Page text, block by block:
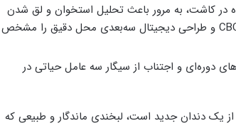
در کاشت، به مرور باعث تحلیل استخوان و لق شدن
با استفاده از CBCT و طراحی دیجیتال سه‌بعدی محل دقیق را مشخص
دوره‌ای و اجتناب از سیگار سه عامل حیاتی در
از یک دندان جدید است، لبخندی ماندگار و طبیعی که